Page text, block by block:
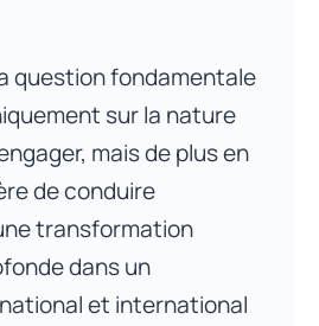
question fondamentale
sur la nature
mais de plus en
de conduire
transformation
dans un
et international